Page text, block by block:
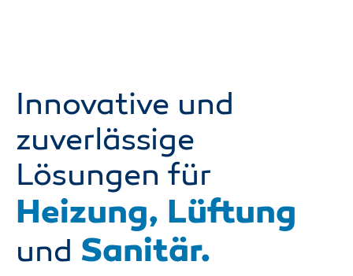
Innovative und
zuverlässige
Lösungen für
Heizung, Lüftung
und Sanitär.